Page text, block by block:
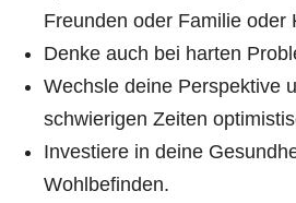
Freunden oder Familie oder
Denke auch bei harten
Wechsle deine Perspektive
schwierigen Zeiten
Investiere in deine
Wohlbefinden.